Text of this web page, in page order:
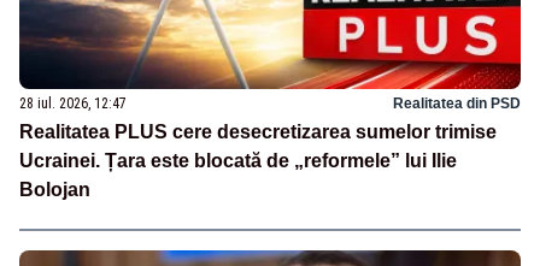
28 iul. 2026, 12:47 Realitatea din PSD
Realitatea PLUS cere desecretizarea sumelor trimise
Ucrainei. Țara este blocată de „reformele” lui Ilie
Bolojan